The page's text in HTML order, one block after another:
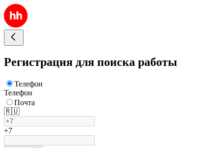
Регистрация для поиска работы
Телефон
Телефон
Почта
🇷🇺
+7